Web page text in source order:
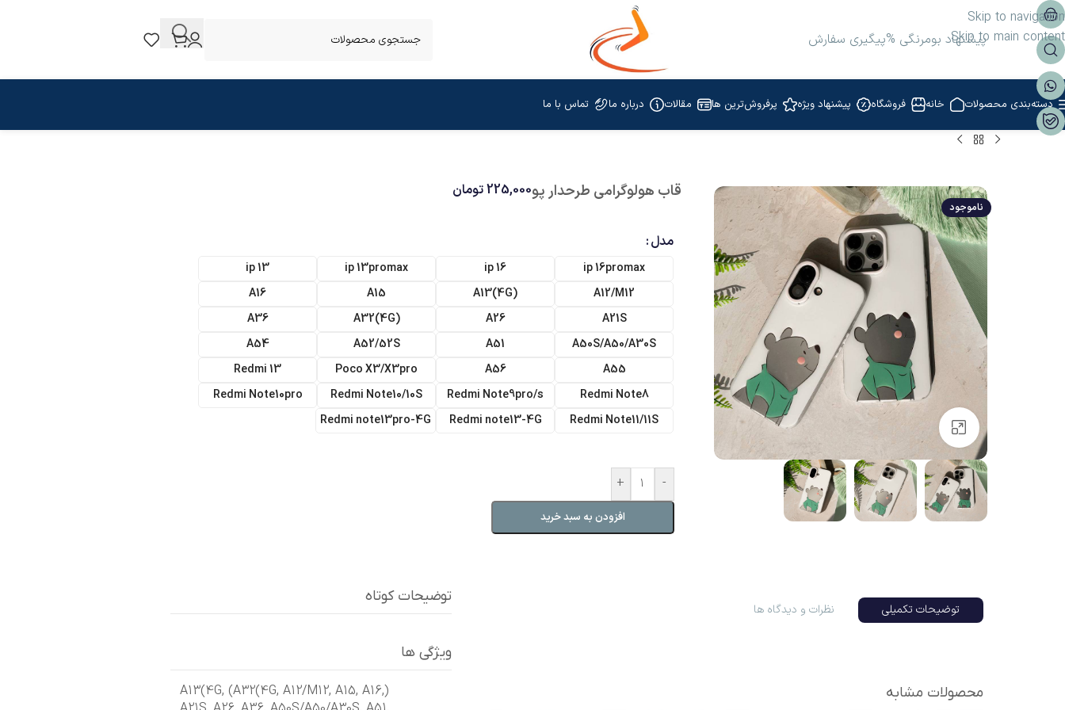
Skip to navigation
Skip to main contentپیشنهاد بومرنگی %پیگیری سفارش
دسته‌بندی محصولات خانه فروشگاه پیشنهاد ویژه پرفروش‌ترین ها مقالات درباره ما تماس با ما
ناموجود
بزرگنمایی تصویر
قاب هولوگرامی طرحدار پو225,000تومان
مدل
ip 16promax
ip 16
ip 13promax
ip 13
A12/M12
(A13(4G
A15
A16
A21S
A26
(A32(4G
A36
A50S/A50/A30S
A51
A52/52S
A54
A55
A56
Poco X3/X3pro
Redmi 13
Redmi Note8
Redmi Note9pro/s
Redmi Note10/10S
Redmi Note10pro
Redmi Note11/11S
Redmi note13-4G
Redmi note13pro-4G
-
+
افزودن به سبد خرید
توضیحات تکمیلی نظرات و دیدگاه ها
محصولات مشابه
توضیحات کوتاه
ویژگی ها
(A13(4G
, (A32(4G,A12/M12,A15,A16,